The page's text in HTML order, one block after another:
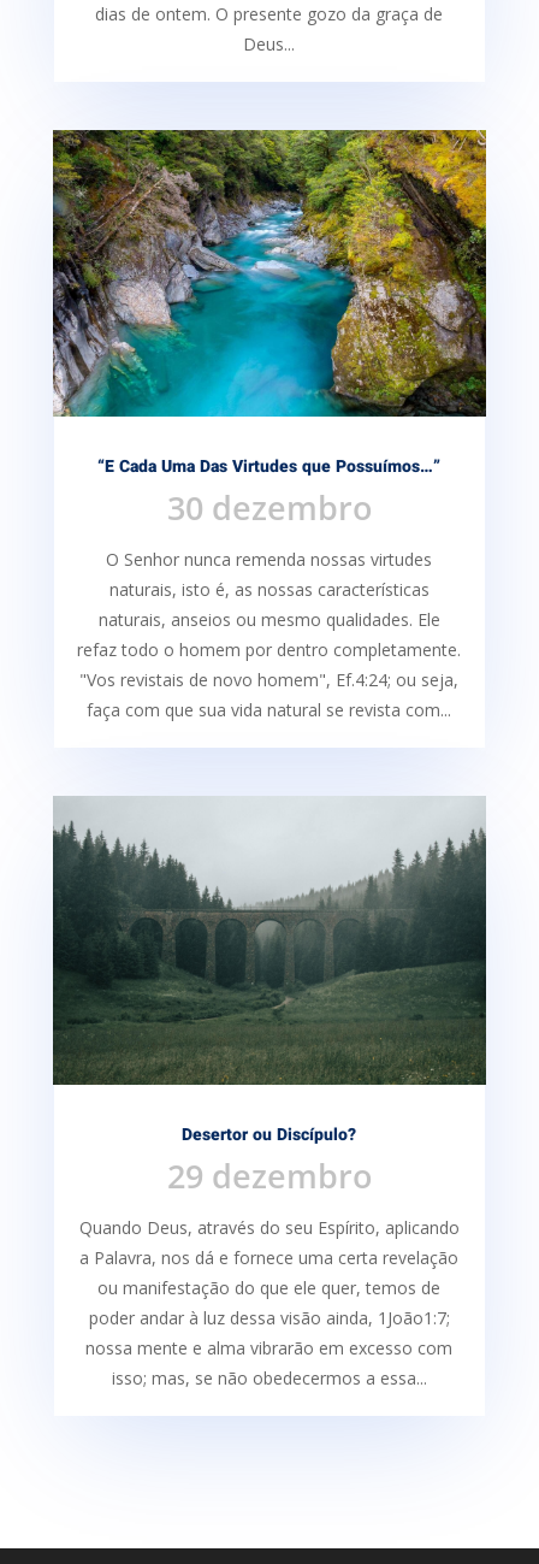
dias de ontem. O presente gozo da graça de
Deus...
“E Cada Uma Das Virtudes que Possuímos…”
30 dezembro
O Senhor nunca remenda nossas virtudes
naturais, isto é, as nossas características
naturais, anseios ou mesmo qualidades. Ele
refaz todo o homem por dentro completamente.
"Vos revistais de novo homem", Ef.4:24; ou seja,
faça com que sua vida natural se revista com...
Desertor ou Discípulo?
29 dezembro
Quando Deus, através do seu Espírito, aplicando
a Palavra, nos dá e fornece uma certa re­velação
ou manifestação do que ele quer, temos de
poder andar à luz dessa visão ainda, 1João1:7;
nossa mente e alma vibrarão em excesso com
isso; mas, se não obedecermos a essa...